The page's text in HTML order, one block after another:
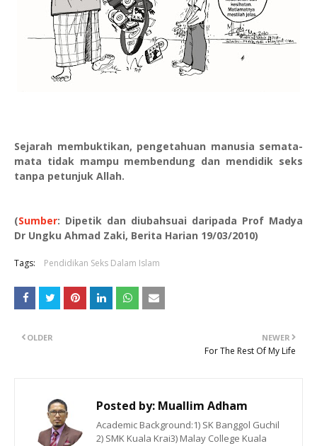
Sejarah membuktikan, pengetahuan manusia semata-
mata tidak mampu membendung dan mendidik seks
tanpa petunjuk Allah.
(Sumber: Dipetik dan diubahsuai daripada Prof Madya
Dr Ungku Ahmad Zaki, Berita Harian 19/03/2010)
Tags: Pendidikan Seks Dalam Islam
NEWER
For The Rest Of My Life
OLDER
Posted by: Muallim Adham
Academic Background:1) SK Banggol Guchil
2) SMK Kuala Krai3) Malay College Kuala